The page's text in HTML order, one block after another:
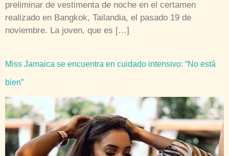
preliminar de vestimenta de noche en el certamen
realizado en Bangkok, Tailandia, el pasado 19 de
noviembre. La joven, que es […]
Miss Jamaica se encuentra en cuidado intensivo: “No está
bien”